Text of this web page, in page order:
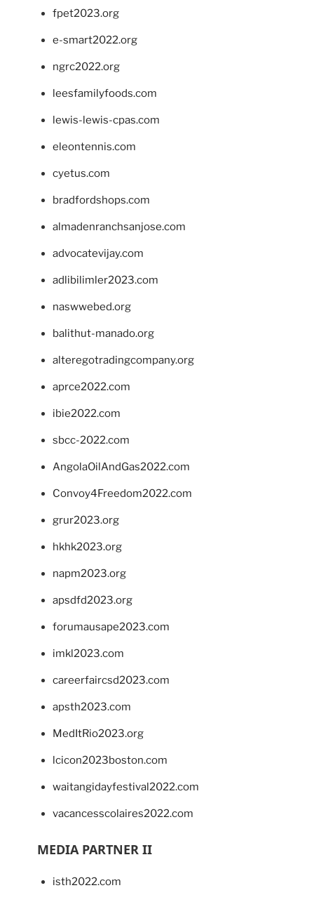
fpet2023.org
e-smart2022.org
ngrc2022.org
leesfamilyfoods.com
lewis-lewis-cpas.com
eleontennis.com
cyetus.com
bradfordshops.com
almadenranchsanjose.com
advocatevijay.com
adlibilimler2023.com
naswwebed.org
balithut-manado.org
alteregotradingcompany.org
aprce2022.com
ibie2022.com
sbcc-2022.com
AngolaOilAndGas2022.com
Convoy4Freedom2022.com
grur2023.org
hkhk2023.org
napm2023.org
apsdfd2023.org
forumausape2023.com
imkl2023.com
careerfaircsd2023.com
apsth2023.com
MedItRio2023.org
lcicon2023boston.com
waitangidayfestival2022.com
vacancesscolaires2022.com
MEDIA PARTNER II
isth2022.com